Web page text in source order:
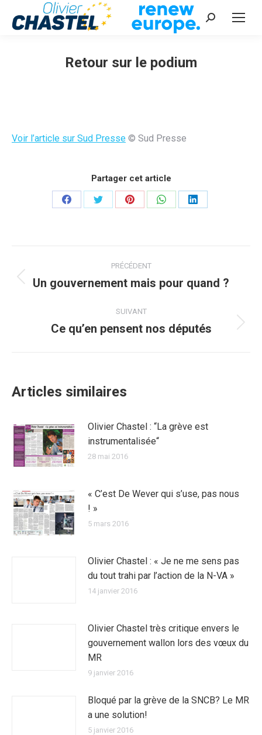
Recherche
Retour sur le podium
Voir l’article sur Sud Presse © Sud Presse
Partager cet article
PartagerPartagerPartagerPartagerPartager
article
PRÉCÉDENT
Article
:
Un gouvernement mais pour quand ?
SUIVANT
Article
Ce qu’en pensent nos députés
Articles similaires
Olivier Chastel : “La grève est
instrumentalisée“
28 mai 2016
« C’est De Wever qui s’use, pas nous
! »
5 mars 2016
Olivier Chastel : « Je ne me sens pas
du tout trahi par l’action de la N-VA »
14 janvier 2016
Olivier Chastel très critique envers le
gouvernement wallon lors des vœux du
MR
9 janvier 2016
Bloqué par la grève de la SNCB? Le MR
a une solution!
5 janvier 2016